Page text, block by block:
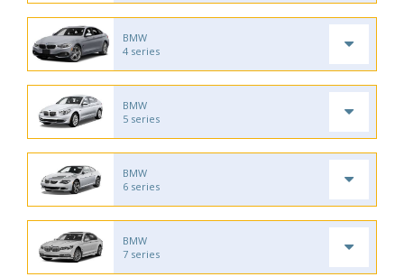
BMW
4 series
BMW
5 series
BMW
6 series
BMW
7 series